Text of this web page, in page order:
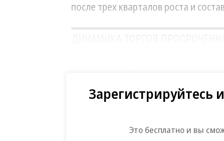
после трех кварталов роста и
Зарегистрируйтесь
Это бесплатно и вы